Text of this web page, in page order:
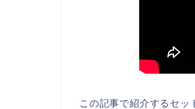
この記事で紹介するセ